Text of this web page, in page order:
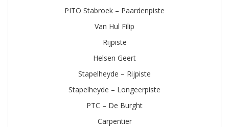
PITO Stabroek – Paardenpiste
Van Hul Filip
Rijpiste
Helsen Geert
Stapelheyde – Rijpiste
Stapelheyde – Longeerpiste
PTC – De Burght
Carpentier